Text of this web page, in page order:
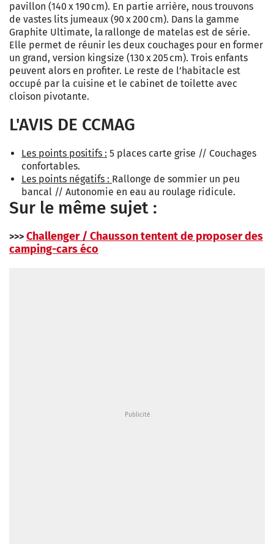
pavillon (140 x 190 cm). En partie arrière, nous trouvons
de vastes lits jumeaux (90 x 200 cm). Dans la gamme
Graphite Ultimate, la rallonge de matelas est de série.
Elle permet de réunir les deux couchages pour en former
un grand, version king size (130 x 205 cm). Trois enfants
peuvent alors en profiter. Le reste de l’habitacle est
occupé par la cuisine et le cabinet de toilette avec
cloison pivotante.
L'AVIS DE CCMAG
Les points positifs : 5 places carte grise // Couchages
confortables.
Les points négatifs : Rallonge de sommier un peu
bancal // Autonomie en eau au roulage ridicule.
Sur le même sujet :
>>> Challenger / Chausson tentent de proposer des
camping-cars éco